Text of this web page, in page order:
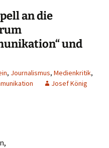
an die
und
, Journalismus, Medienkritik,
Josef König